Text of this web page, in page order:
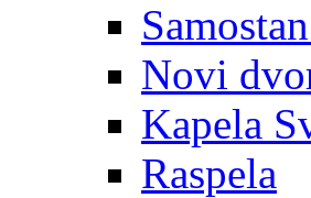
Novi
Kapela
Raspela